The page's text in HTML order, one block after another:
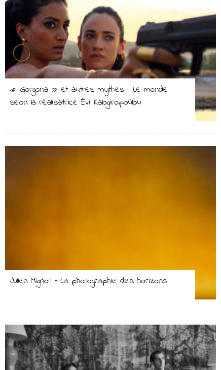
« Gorgona » et autres mythes – Le monde
selon la réalisatrice Évi Kalogiropoúlou
Julien Mignot – La photographie des horizons